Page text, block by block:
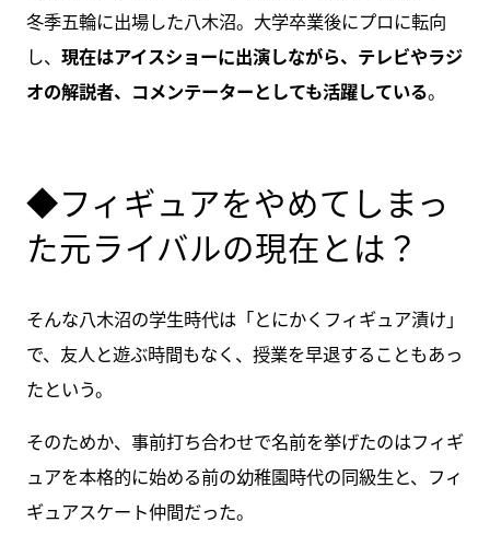
冬季五輪に出場した八木沼。大学卒業後にプロに転向
し、 現在はアイスショーに出演しながら、テレビやラジ
オの解説者、コメンテーターとしても活躍している。
◆フィギュアをやめてしまっ
た元ライバルの現在とは？
そんな八木沼の学生時代は「とにかくフィギュア漬け」
で、友人と遊ぶ時間もなく、授業を早退することもあっ
たという。
そのためか、事前打ち合わせで名前を挙げたのはフィギ
ュアを本格的に始める前の幼稚園時代の同級生と、フィ
ギュアスケート仲間だった。